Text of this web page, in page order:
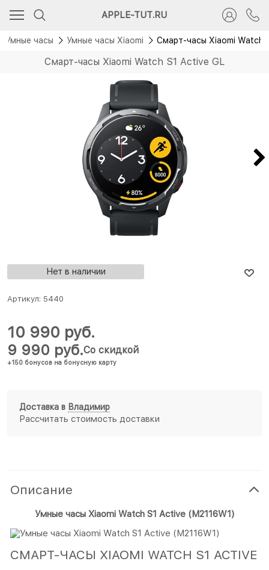
APPLE-TUT.RU
Умные часы Умные часы Xiaomi Смарт-часы Xiaomi Watch
Смарт-часы Xiaomi Watch S1 Active GL
Нет в наличии
Артикул: 5440
9 990 руб.
+150 бонусов на бонусную карту
Со скидкой
10 990 руб.
Доставка в Владимир
Рассчитать стоимость доставки
Описание
Умные часы Xiaomi Watch S1 Active (M2116W1)
СМАРТ-ЧАСЫ XIAOMI WATCH S1 ACTIVE